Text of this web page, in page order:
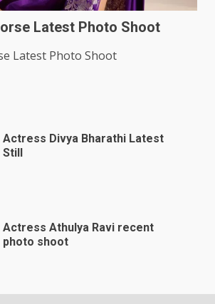
Latest Photo Shoot
Latest Photo Shoot
Actress Divya Bharathi Latest
Still
Actress Athulya Ravi recent
photo shoot